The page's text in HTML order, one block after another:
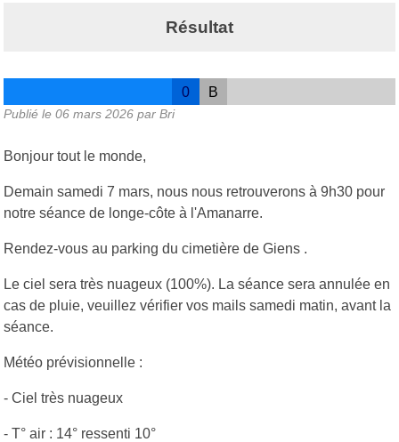
Résultat
0 B
Publié le 06 mars 2026 par Bri
Bonjour tout le monde,
Demain samedi 7 mars, nous nous retrouverons à 9h30 pour
notre séance de longe-côte à l'Amanarre.
Rendez-vous au parking du cimetière de Giens .
Le ciel sera très nuageux (100%). La séance sera annulée en
cas de pluie, veuillez vérifier vos mails samedi matin, avant la
séance.
Météo prévisionnelle :
- Ciel très nuageux
- T° air : 14° ressenti 10°